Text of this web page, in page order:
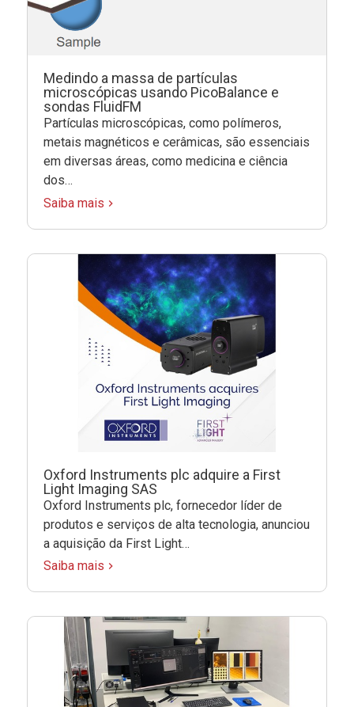
Medindo a massa de partículas
microscópicas usando PicoBalance e
sondas FluidFM
Partículas microscópicas, como polímeros,
metais magnéticos e cerâmicas, são essenciais
em diversas áreas, como medicina e ciência
dos…
Saiba mais
Oxford Instruments plc adquire a First
Light Imaging SAS
Oxford Instruments plc, fornecedor líder de
produtos e serviços de alta tecnologia, anunciou
a aquisição da First Light…
Saiba mais